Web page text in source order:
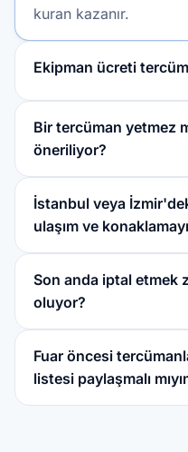
kuran kazanır.
Ekipman ücreti
Bir tercüman yetmez
öneriliyor?
İstanbul veya
ulaşım ve
Son anda iptal etmek
oluyor?
Fuar öncesi
listesi paylaşmalı